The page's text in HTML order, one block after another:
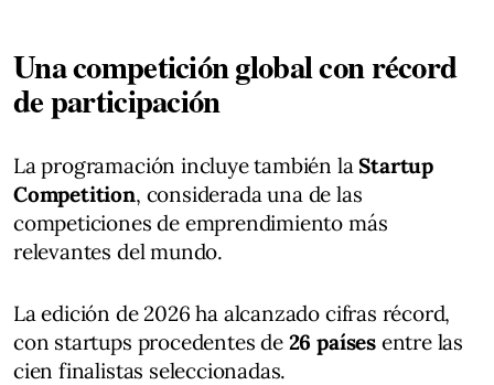
Una competición global con récord
de participación
La programación incluye también laStartup
Competition, considerada una de las
competiciones de emprendimiento más
relevantes del mundo.
La edición de 2026 ha alcanzado cifras récord,
con startups procedentes de 26 paísesentre las
cien finalistas seleccionadas.